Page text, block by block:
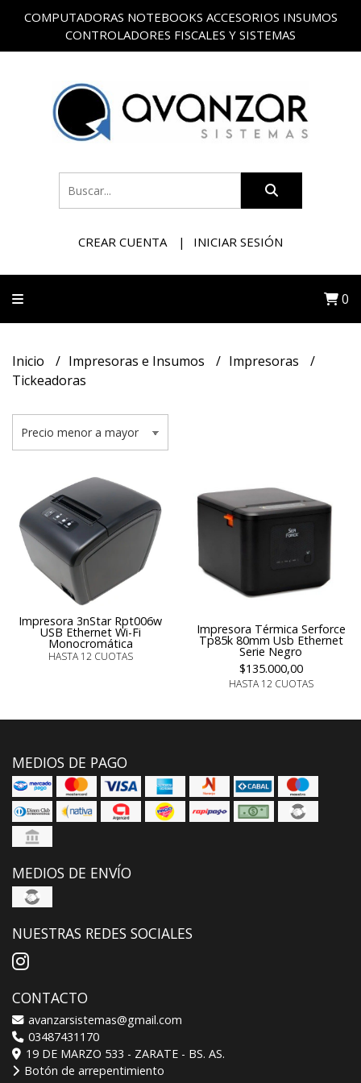
COMPUTADORAS NOTEBOOKS ACCESORIOS INSUMOS
CONTROLADORES FISCALES Y SISTEMAS
CREAR CUENTA INICIAR SESIÓN
0
Inicio Impresoras e Insumos
Impresoras
Tickeadoras
Impresora 3nStar Rpt006w
USB Ethernet Wi-Fi
Monocromática
HASTA 12 CUOTAS
Impresora Térmica Serforce
Tp85k 80mm Usb Ethernet
Serie Negro
$135.000,00
HASTA 12 CUOTAS
MEDIOS DE PAGO
MEDIOS DE ENVÍO
NUESTRAS REDES SOCIALES
CONTACTO
avanzarsistemas@gmail.com
03487431170
19 DE MARZO 533 - ZARATE - BS. AS.
Botón de arrepentimiento